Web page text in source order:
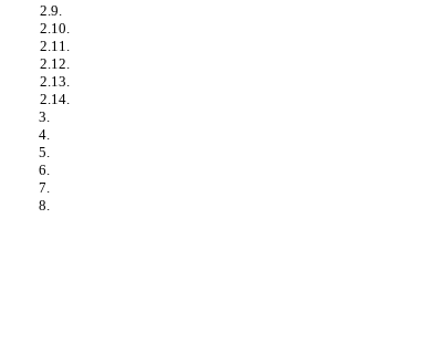
2.9.
2.10.
2.11.
2.12.
2.13.
2.14.
3.
4.
5.
6.
7.
8.